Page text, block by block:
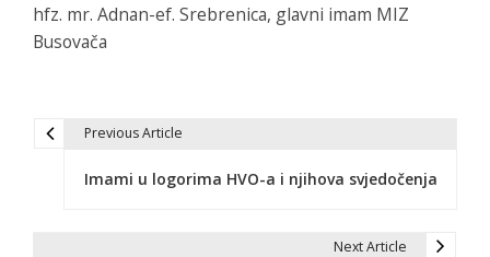
hfz. mr. Adnan-ef. Srebrenica, glavni imam MIZ
Busovača
Previous Article
Imami u logorima HVO-a i njihova svjedočenja
Next Article